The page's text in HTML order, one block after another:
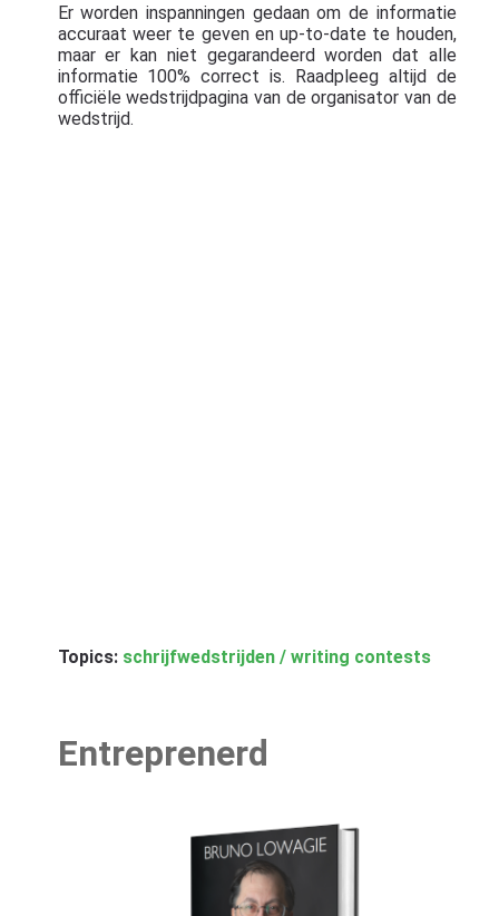
Er worden inspanningen gedaan om de informatie
accuraat weer te geven en up-to-date te houden,
maar er kan niet gegarandeerd worden dat alle
informatie 100% correct is. Raadpleeg altijd de
officiële wedstrijdpagina van de organisator van de
wedstrijd.
Topics: schrijfwedstrijden / writing contests
Entreprenerd